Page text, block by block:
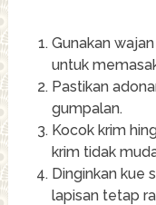
Gunakan
untuk
Pastikan
gumpalan.
Kocok krim
krim tidak
Dinginkan kue
lapisan tetap